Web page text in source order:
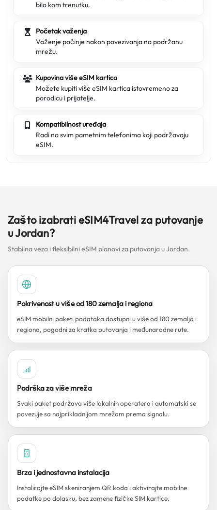
bilo kom trenutku.
Početak važenja
Važenje počinje nakon povezivanja na podržanu
mrežu.
Kupovina više eSIM kartica
Možete kupiti više eSIM kartica istovremeno za
porodicu i prijatelje.
Kompatibilnost uređaja
Radi na svim pametnim telefonima koji podržavaju
eSIM.
Zašto izabrati eSIM4Travel za putovanje
u Jordan?
Stabilna veza i fleksibilni eSIM planovi za putovanja u Jordan.
Pokrivenost u više od 180 zemalja i regiona
eSIM mobilni paketi podataka dostupni u više od 180 zemalja i
regiona, pogodni za kratka putovanja i međunarodne rute.
Podrška za više mreža
Svaki paket podržava više lokalnih operatera i automatski se
povezuje sa najprikladnijom mrežom prema signalu.
Brza i jednostavna instalacija
Instalirajte eSIM skeniranjem QR koda i aktivirajte mobilne
podatke po dolasku, bez zamene fizičke SIM kartice.